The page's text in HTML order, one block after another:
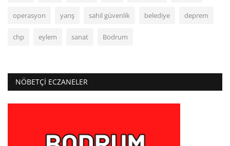
operasyon yarış sahil güvenlik belediye deprem
chp eylem sanat Bodrum
NÖBETÇI ECZANELER